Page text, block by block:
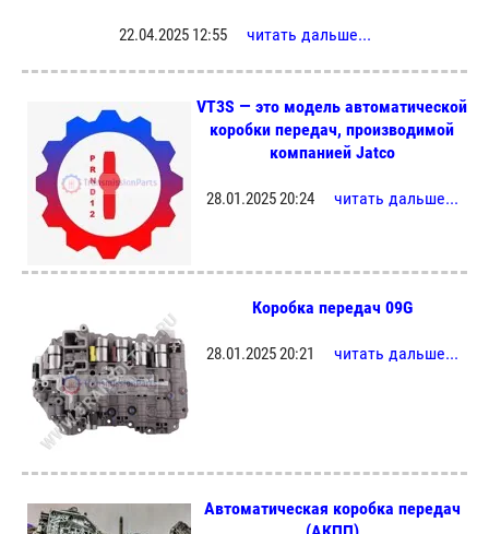
22.04.2025 12:55 читать дальше...
VT3S — это модель автоматической
коробки передач, производимой
компанией Jatco
28.01.2025 20:24 читать дальше...
Коробка передач 09G
28.01.2025 20:21 читать дальше...
Автоматическая коробка передач